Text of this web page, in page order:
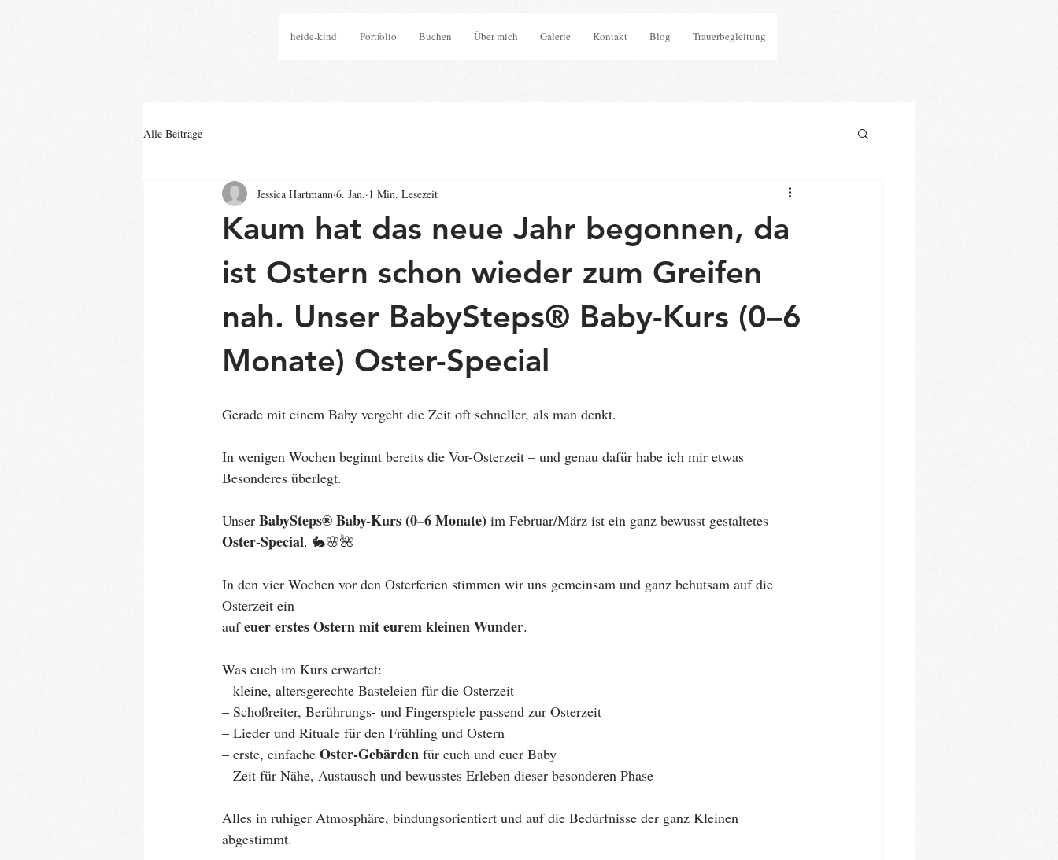
heide-kind Portfolio Buchen Über mich Galerie Kontakt Blog Trauerbegleitung
Alle Beiträge
Kaum hat das neue Jahr begonnen, da
ist Ostern schon wieder zum Greifen
nah. Unser BabySteps® Baby-Kurs (0–6
Monate) Oster-Special
Jessica Hartmann 6. Jan. 1 Min. Lesezeit
Gerade mit einem Baby vergeht die Zeit oft schneller, als man denkt.
In wenigen Wochen beginnt bereits die Vor-Osterzeit – und genau dafür habe ich mir etwas
Besonderes überlegt.
Unser BabySteps® Baby-Kurs (0–6 Monate) im Februar/März ist ein ganz bewusst gestaltetes
Oster-Special. 🐇🌸🌺
In den vier Wochen vor den Osterferien stimmen wir uns gemeinsam und ganz behutsam auf die
Osterzeit ein –
auf euer erstes Ostern mit eurem kleinen Wunder.
Was euch im Kurs erwartet:
– kleine, altersgerechte Basteleien für die Osterzeit
– Schoßreiter, Berührungs- und Fingerspiele passend zur Osterzeit
– Lieder und Rituale für den Frühling und Ostern
– erste, einfache Oster-Gebärden für euch und euer Baby
– Zeit für Nähe, Austausch und bewusstes Erleben dieser besonderen Phase
Alles in ruhiger Atmosphäre, bindungsorientiert und auf die Bedürfnisse der ganz Kleinen
abgestimmt.